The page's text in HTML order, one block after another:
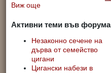
Виж още
Активни теми във форума
Незаконно сечене на
дърва от семейство
цигани
Цигански набези в